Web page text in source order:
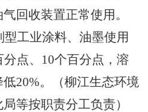
回收装置正常使用。
工业涂料、油墨使用
点、 10个百分点，溶
低20%。
（柳江生态环境
等按职责分工负责）